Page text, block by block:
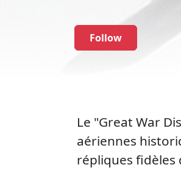
Follow
Le "Great War
aériennes
répliques fidèles